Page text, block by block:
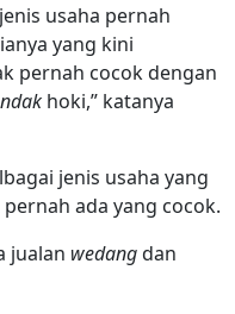
usaha pernah
yang kini
pernah cocok dengan
ndak hoki,” katanya
jenis usaha yang
ada yang cocok.
jualan wedangdan